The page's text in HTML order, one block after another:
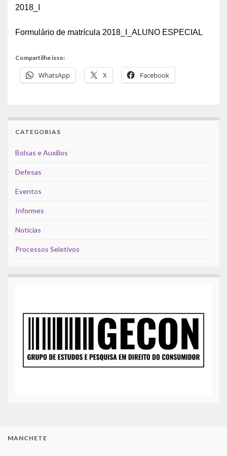
2018_I
Formulário de matrícula 2018_I_ALUNO ESPECIAL
Compartilhe isso:
WhatsApp X Facebook
CATEGORIAS
Bolsas e Auxílios
Defesas
Eventos
Informes
Notícias
Processos Seletivos
MANCHETE